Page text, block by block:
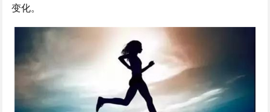
变化。